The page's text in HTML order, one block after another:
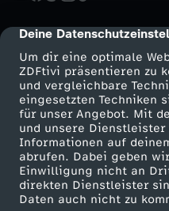
cmp-dialog-
Deine
Um dir eine optimale
ZDFtivi präsentieren zu
und vergleichbare
eingesetzten Techniken
für unser Angebot. Mit
und unsere Dienstleister
Informationen auf
abrufen. Dabei geben
Einwilligung nicht an
direkten Dienstleister
Daten auch nicht zu
Mehr ZDF
ZDF-Apps
Smart TV
ZDFtext